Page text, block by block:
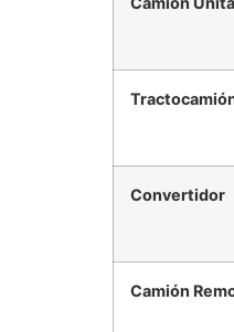
Convertidor
Camión